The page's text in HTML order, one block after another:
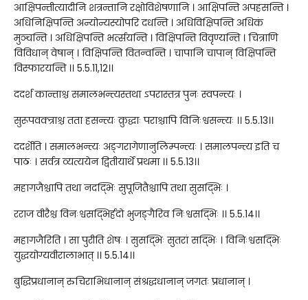
आक्षिपन्तीत्यादीनि शत्रन्तानि रक्षोविशेषणानि । आक्षिपन्ति अपहसन्ति ।
अधिनिक्षिपन्ति अन्योन्यस्योपरि दधन्ति । अधिविक्षिपन्ति अधिकं
मुञ्चन्ति । अधिक्षिपन्ति भर्त्सयन्ति । विक्षिपन्ति विवृण्यन्ति । चित्राणि
विविधान् वेषान् । विक्षिपन्ति वितन्वन्ति । चापानि चापान् विक्षिपन्ति
विस्फारयन्ति ।। 5.5.11,12।।
ददर्श कान्ताश्च समालभन्त्यस्तथा ऽपरास्तत्र पुनः स्वपन्त्यः ।
सुरूपवक्त्राश्च तता हसन्त्यः क्रुद्धाः पराश्चापि विनिःश्वसन्त्यः ।। 5.5.13।।
ददर्शेति । समालभन्त्यः अङ्गरागेणानुलिम्पन्त्यः । समालपन्त्य इति च
पाठः । सर्वत्र व्यत्ययेन द्वितीयार्थे प्रथमा ।। 5.5.13।।
महागजैश्चापि तथा नदद्भिः सुपूजितैश्चापि तथा सुसद्भिः ।
रराज वीरैश्च विनःश्वसद्भिर्ह्रदो भुजङ्गैरिव निःश्वसद्भिः ।। 5.5.14।।
महागजैरिति । सा पुरीति शेषः । सुसद्भिः सुतरां सद्भिः । विनिःश्वसद्भिः
युद्धयोग्यवीरालाभात् ।। 5.5.14।।
बुद्धिप्रधानान् रुचिराभिधानान् संश्रद्धधानान् जगतः प्रधानान् ।